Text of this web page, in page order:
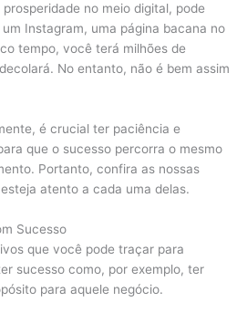
no meio digital, pode
Instagram, uma página bacana no
tempo, você terá milhões de
No entanto, não é bem assim
é crucial ter paciência e
que o sucesso percorra o mesmo
Portanto, confira as nossas
atento a cada uma delas.
Sucesso
que você pode traçar para
sucesso como, por exemplo, ter
para aquele negócio.